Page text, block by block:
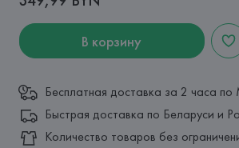
В корзину
Бесплатная доставка за 2 часа по
Быстрая доставка по Беларуси и
Количество товаров без